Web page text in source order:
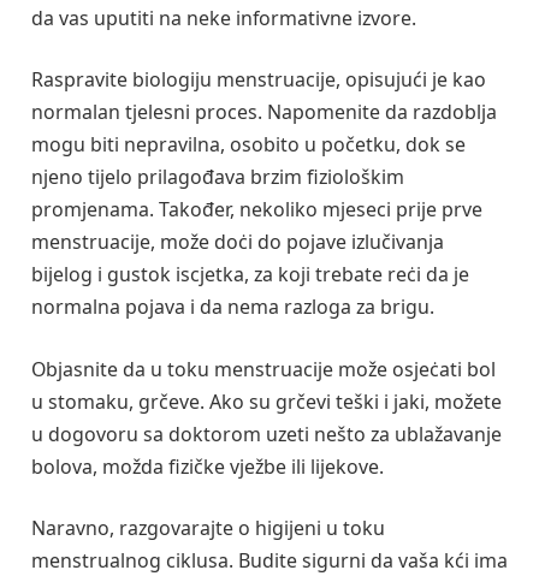
da vas uputiti na neke informativne izvore.
Raspravite biologiju menstruacije, opisujući je kao
normalan tjelesni proces. Napomenite da razdoblja
mogu biti nepravilna, osobito u početku, dok se
njeno tijelo prilagođava brzim fiziološkim
promjenama. Također, nekoliko mjeseci prije prve
menstruacije, može doċi do pojave izlučivanja
bijelog i gustok iscjetka, za koji trebate reċi da je
normalna pojava i da nema razloga za brigu.
Objasnite da u toku menstruacije može osjeċati bol
u stomaku, grčeve. Ako su grčevi teški i jaki, možete
u dogovoru sa doktorom uzeti nešto za ublažavanje
bolova, možda fizičke vježbe ili lijekove.
Naravno, razgovarajte o higijeni u toku
menstrualnog ciklusa. Budite sigurni da vaša kći ima